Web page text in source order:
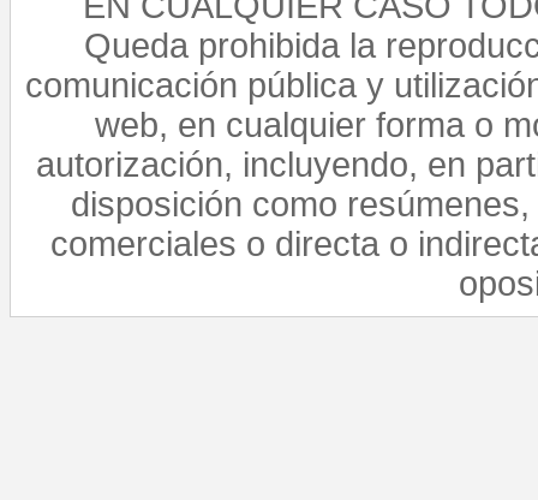
Queda prohibida la
comunicación pública y
web, en cualquier forma o
autorización, incluyendo, en
disposición como
comerciales o directa o